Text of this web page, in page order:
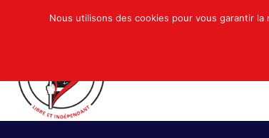
Nous utilisons des cookies pour vous garantir